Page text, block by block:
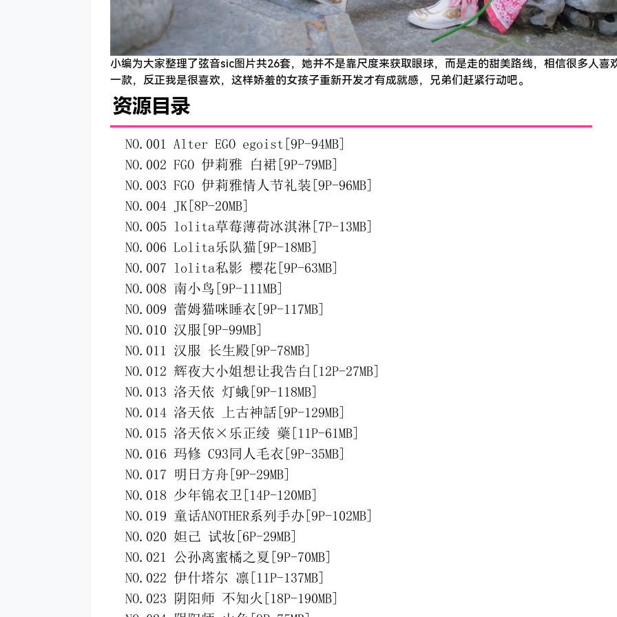
小编为大家整理了弦音sic图片共26套，她并不是靠尺度来获取眼球，而是走的甜美路线，相信很多人喜
一款，反正我是很喜欢，这样娇羞的女孩子重新开发才有成就感，兄弟们赶紧行动吧。